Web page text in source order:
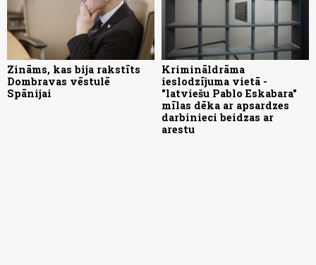
Zināms, kas bija rakstīts
Dombravas vēstulē
Spānijai
Krimināldrāma
ieslodzījuma vietā -
"latviešu Pablo Eskabara"
mīlas dēka ar apsardzes
darbinieci beidzas ar
arestu